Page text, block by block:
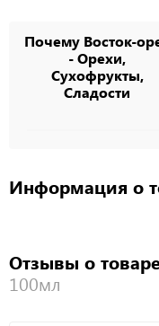
Почему Восток-
- Орехи,
Сухофрукты,
Сладости
Информация о
Отзывы о
100мл